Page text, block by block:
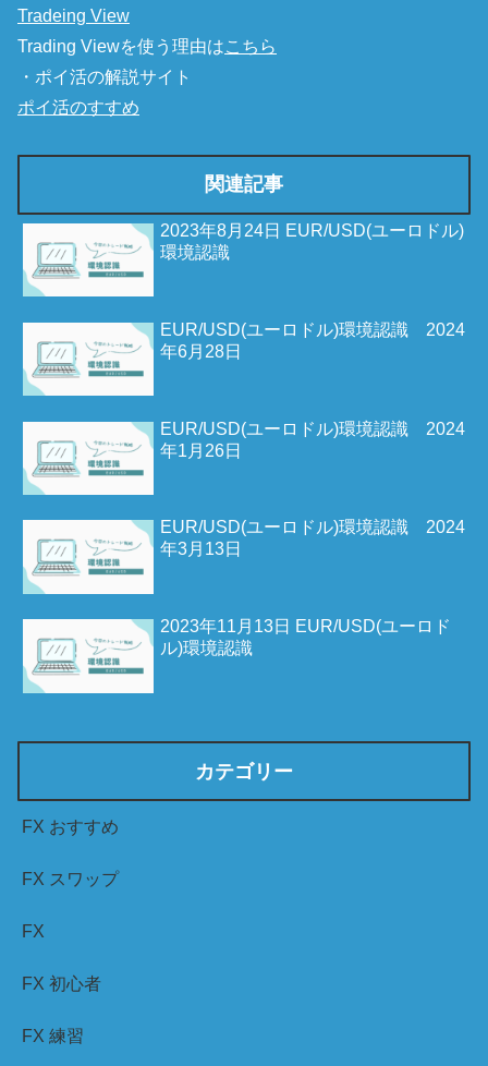
Tradeing View
Trading Viewを使う理由はこちら
・ポイ活の解説サイト
ポイ活のすすめ
関連記事
2023年8月24日 EUR/USD(ユーロドル)
環境認識
EUR/USD(ユーロドル)環境認識 2024
年6月28日
EUR/USD(ユーロドル)環境認識 2024
年1月26日
EUR/USD(ユーロドル)環境認識 2024
年3月13日
2023年11月13日 EUR/USD(ユーロド
ル)環境認識
カテゴリー
FX おすすめ
FX スワップ
FX
FX 初心者
FX 練習